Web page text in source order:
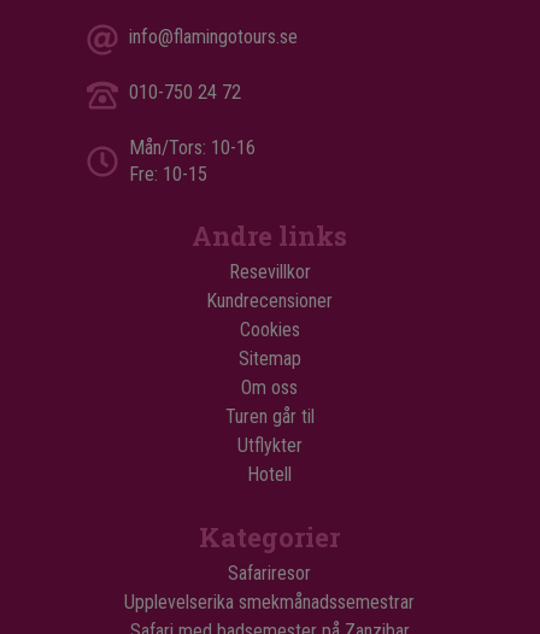
info@flamingotours.se
010-750 24 72
Mån/Tors: 10-16
Fre: 10-15
Andre links
Resevillkor
Kundrecensioner
Cookies
Sitemap
Om oss
Turen går til
Utflykter
Hotell
Kategorier
Safariresor
Upplevelserika smekmånadssemestrar